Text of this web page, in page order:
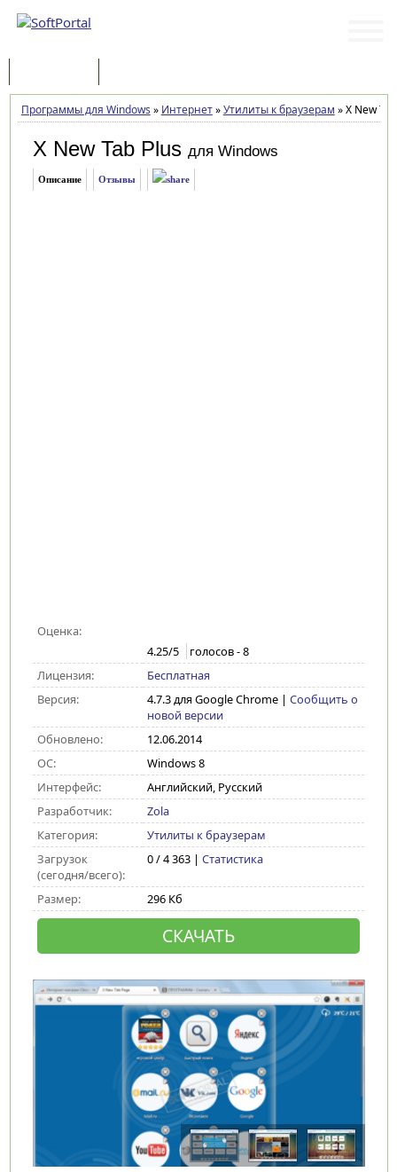
Программы для Windows » Интернет»Утилиты к браузерам »X New
X New Tab Plus для Windows
Описание Отзывы
Оценка:
4.25/5 голосов -8
Лицензия:
Бесплатная
Версия:
4.7.3 для Google Chrome| Сообщить о
новой версии
Обновлено:
12.06.2014
ОС:
Windows 8
Интерфейс:
Английский, Русский
Разработчик:
Zola
Категория:
Утилиты к браузерам
Загрузок
(сегодня/всего):
0 / 4 363 | Статистика
Размер: 296 Кб
СКАЧАТЬ